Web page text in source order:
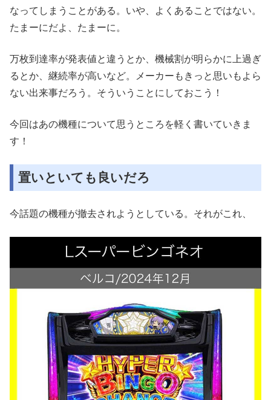
なってしまうことがある。いや、よくあることではない。
たまーにだよ、たまーに。
万枚到達率が発表値と違うとか、機械割が明らかに上過ぎ
るとか、継続率が高いなど。メーカーもきっと思いもよら
ない出来事だろう。そういうことにしておこう！
今回はあの機種について思うところを軽く書いていきま
す！
置いといても良いだろ
今話題の機種が撤去されようとしている。それがこれ、